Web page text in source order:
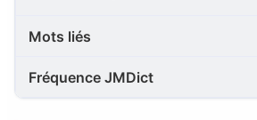
Mots liés
Fréquence JMDict